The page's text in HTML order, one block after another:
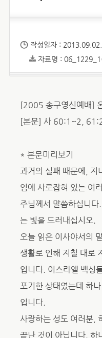
작성일자 : 2013.09.02.
자료명 :
[2005 송구영신예배]
[본문] 사 60:1~2,
* 본문미리보기
과거의 실패 때문에, 지
임에 사로잡혀 있는 여
주님께서 말씀하십니
는 빛을 드러내십시오.
오늘 읽은 이사야서의
생활로 인해 지칠 대로
입니다. 이스라엘 백성
포기한 상태였는데 하
입니다.
사랑하는 성도 여러분,
끝난 것이 아닙니다. 하